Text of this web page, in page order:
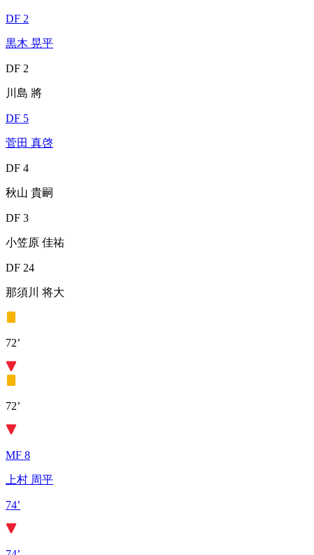
DF 2
黒木 晃平
DF 2
川島 將
DF 5
菅田 真啓
DF 4
秋山 貴嗣
DF 3
小笠原 佳祐
DF 24
那須川 将大
72’
72’
MF 8
上村 周平
74’